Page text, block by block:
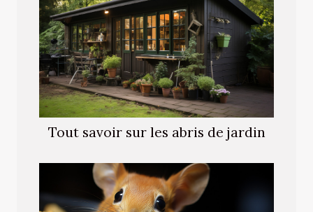
Tout savoir sur les abris de jardin